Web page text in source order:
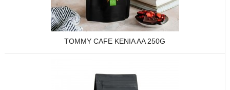
TOMMY CAFE KENIA AA 250G